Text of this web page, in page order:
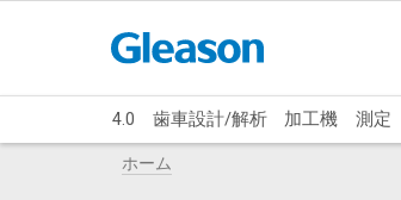
4.0 歯車設計/解析 加工機 測定
ホーム